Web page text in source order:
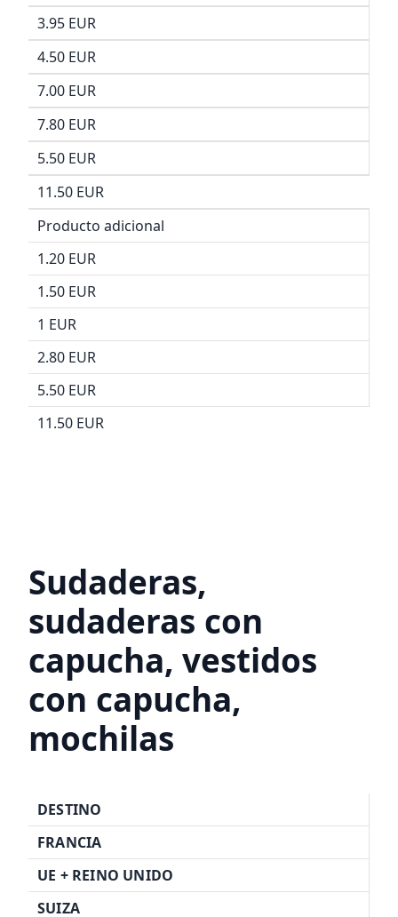
3.95 EUR
4.50 EUR
7.00 EUR
7.80 EUR
5.50 EUR
11.50 EUR
Producto adicional
1.20 EUR
1.50 EUR
1 EUR
2.80 EUR
5.50 EUR
11.50 EUR
Sudaderas,
sudaderas con
capucha, vestidos
con capucha,
mochilas
DESTINO
FRANCIA
UE + REINO UNIDO
SUIZA